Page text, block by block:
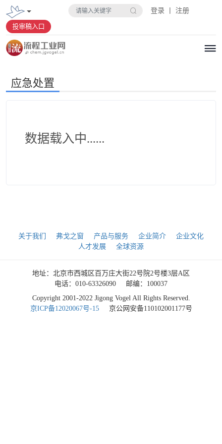
登录 丨 注册
投审稿入口
应急处置
数据载入中......
关于我们 弗戈之窗 产品与服务 企业简介
企业文化
人才发展
全球资源
地址：北京市西城区百万庄大街22号院2号楼3层A区
电话：010-63326090
邮编：100037
Copyright 2001-2022 Jigong Vogel All Rights Reserved.
京ICP备12020067号-15
京公网安备110102001177号